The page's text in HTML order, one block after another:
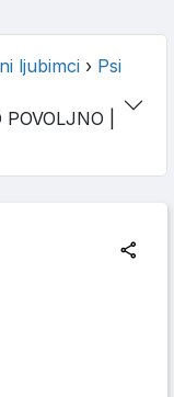
ljubimci › Psi